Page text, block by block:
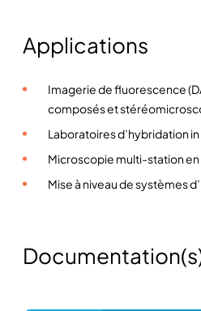
Applications
Imagerie de fluorescence
composés et
Laboratoires d’hybridation in
Microscopie multi-station
Mise à niveau de systèmes